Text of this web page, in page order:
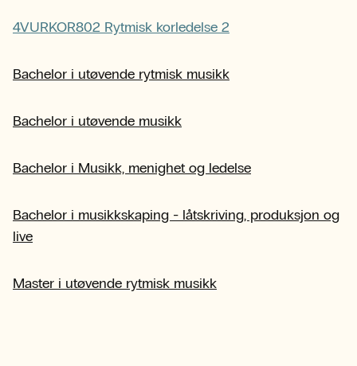
4VURKOR802 Rytmisk korledelse 2
Bachelor i utøvende rytmisk musikk
Bachelor i utøvende musikk
Bachelor i Musikk, menighet og ledelse
Bachelor i musikkskaping - låtskriving, produksjon og
live
Master i utøvende rytmisk musikk